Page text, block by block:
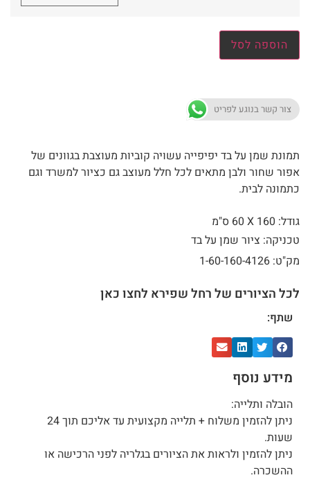
הוספה לסל
צור קשר בנוגע לפריט
תמונת שמן על בד יפיפייה עשויה קוביות מעוצבת בגוונים של
אפור שחור ולבן מתאים לכל חלל מעוצב גם כציור למשרד וגם
כתמונה לבית.
גודל: 160 X
60 ס"מ
טכניקה: ציור שמן על בד
מק"ט: 1-60-160-4126
לכל הציורים של רחל שפירא לחצו כאן
שתף:
מידע נוסף
הובלה ותלייה:
ניתן להזמין משלוח + תלייה מקצועית עד אליכם תוך 24
שעות.
ניתן להזמין ולראות את הציורים בגלריה לפני הרכישה או
ההשכרה.